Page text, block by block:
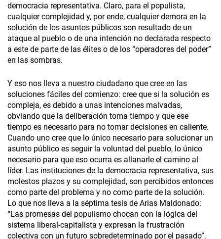
democracia representativa. Claro, para el populista,
cualquier complejidad y, por ende, cualquier demora en la
solución de los asuntos públicos son resultado de un
ataque al pueblo o de una intención no declarada respecto
a este de parte de las élites o de los “operadores del poder”
en las sombras.
Y eso nos lleva a nuestro ciudadano que cree en las
soluciones fáciles del comienzo: cree que si la solución es
compleja, es debido a unas intenciones malvadas,
obviando que la deliberación toma tiempo y que ese
tiempo es necesario para no tomar decisiones en caliente.
Cuando uno cree que lo único necesario para solucionar un
asunto público es seguir la voluntad del pueblo, lo único
necesario para que eso ocurra es allanarle el camino al
líder. Las instituciones de la democracia representativa, sus
molestos plazos y su complejidad, son percibidos entonces
como parte del problema y no como parte de la solución.
Lo que nos lleva a la séptima tesis de Arias Maldonado:
“Las promesas del populismo chocan con la lógica del
sistema liberal-capitalista y expresan la frustración
colectiva con un futuro sobredeterminado por el pasado”.